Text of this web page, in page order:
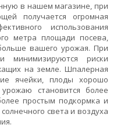
в нашем магазине, при
получается огромная
использования
метра площади посева,
вашего урожая. При
минимизируются риски
на земле. Шпалерная
ячейки, плоды хорошо
становится более
простым подкормка и
света и воздуха